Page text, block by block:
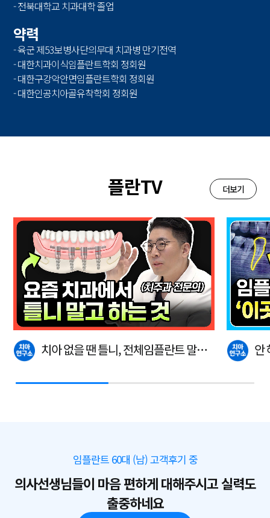
- 전북대학교 치과대학 졸업
약력
- 육군 제53보병사단의무대 치과병 만기전역
- 대한치과이식임플란트학회 정회원
- 대한구강악안면임플란트학회 정회원
- 대한인공치아골유착학회 정회원
플란TV
치아 없을 땐 틀니, 전체임플란트 말고
안
더보기
임플란트 60대 (남) 고객후기 중
의사선생님들이 마음 편하게 대해주시고 실력도
출중하네요